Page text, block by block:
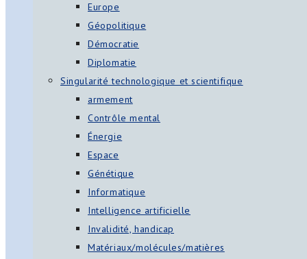
Europe
Géopolitique
Démocratie
Diplomatie
Singularité technologique et scientifique
armement
Contrôle mental
Énergie
Espace
Génétique
Informatique
Intelligence artificielle
Invalidité, handicap
Matériaux/molécules/matières